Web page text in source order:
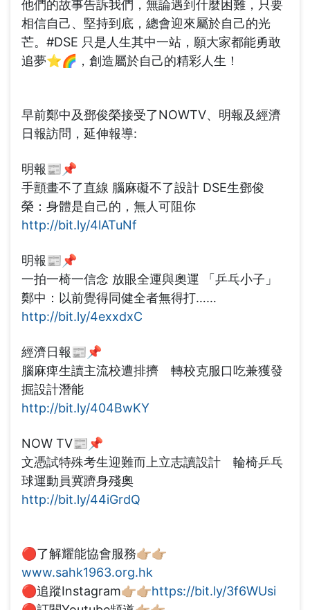
他們的故事告訴我們，無論遇到什麼困難，只要
相信自己、堅持到底，總會迎來屬於自己的光
芒。#DSE 只是人生其中一站，願大家都能勇敢
追夢⭐🌈，創造屬於自己的精彩人生！
早前鄭中及鄧俊榮接受了NOWTV、明報及經濟
日報訪問，延伸報導:
明報📰📌
手顫畫不了直線 腦麻礙不了設計 DSE生鄧俊
榮：身體是自己的，無人可阻你
http://bit.ly/4lATuNf
明報📰📌
一拍一椅一信念 放眼全運與奧運 「乒乓小子」
鄭中：以前覺得同健全者無得打……
http://bit.ly/4exxdxC
經濟日報📰📌
腦麻痺生讀主流校遭排擠 轉校克服口吃兼獲發
掘設計潛能
http://bit.ly/404BwKY
NOW TV📰📌
文憑試特殊考生迎難而上立志讀設計 輪椅乒乓
球運動員冀躋身殘奧
http://bit.ly/44iGrdQ
🔴了解耀能協會服務👉🏼👉🏼
www.sahk1963.org.hk
🔴追蹤Instagram👉🏼👉🏼https://bit.ly/3f6WUsi